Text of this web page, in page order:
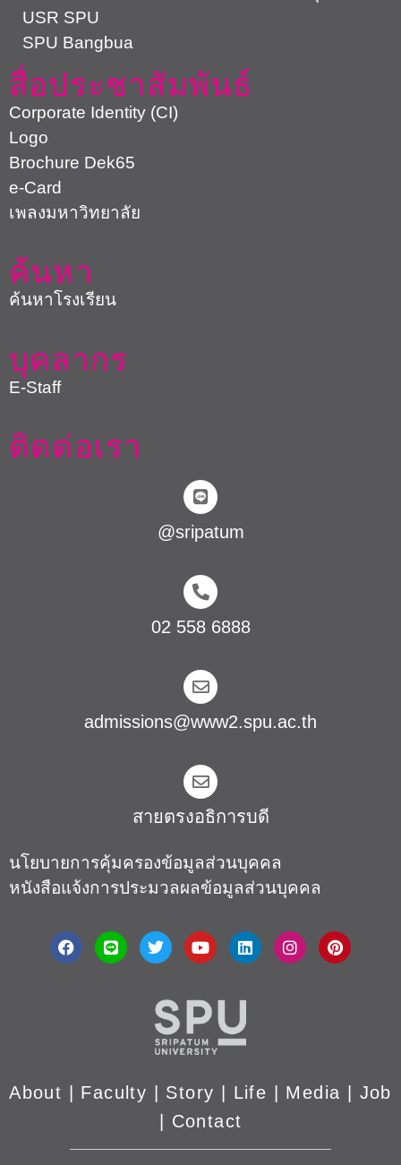
SPU
Bangbua
สื่อประชาสัมพันธ์
Corporate Identity (CI)
Logo
Brochure Dek65
e-Card
เพลงมหาวิทยาลัย
ค้นหา
ค้นหาโรงเรียน
บุคลากร
E-Staff
ติดต่อเรา
@sripatum
02 558 6888
admissions@www2.spu.ac.th
สายตรงอธิการบดี​
นโยบายการคุ้มครองข้อมูลส่วนบุคคล
หนังสือแจ้งการประมวลผลข้อมูลส่วนบุคคล
About Faculty Story | Life | Media
Job
Contact